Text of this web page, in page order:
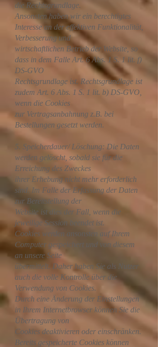
die Rechtsgrundlage.
Ansonsten haben wir ein berechtigtes
Interesse an der effektiven Funktionalität,
Verbesserung und
wirtschaftlichen Betrieb der Website, so
dass in dem Falle Art. 6 Abs. 1 S. 1 lit. f)
DS-GVO
Rechtsgrundlage ist. Rechtsgrundlage ist
zudem Art. 6 Abs. 1 S. 1 lit. b) DS-GVO,
wenn die Cookies
zur Vertragsanbahnung z.B. bei
Bestellungen gesetzt werden.
5. Speicherdauer/ Löschung: Die Daten
werden gelöscht, sobald sie für die
Erreichung des Zweckes
ihrer Erhebung nicht mehr erforderlich
sind. Im Falle der Erfassung der Daten
zur Bereitstellung der
Website ist dies der Fall, wenn die
jeweilige Session beendet ist.
Cookies werden ansonsten auf Ihrem
Computer gespeichert und von diesem
an unsere Seite
übermittelt. Daher haben Sie als Nutzer
auch die volle Kontrolle über die
Verwendung von Cookies.
Durch eine Änderung der Einstellungen
in Ihrem Internetbrowser können Sie die
Übertragung von
Cookies deaktivieren oder einschränken.
Bereits gespeicherte Cookies können